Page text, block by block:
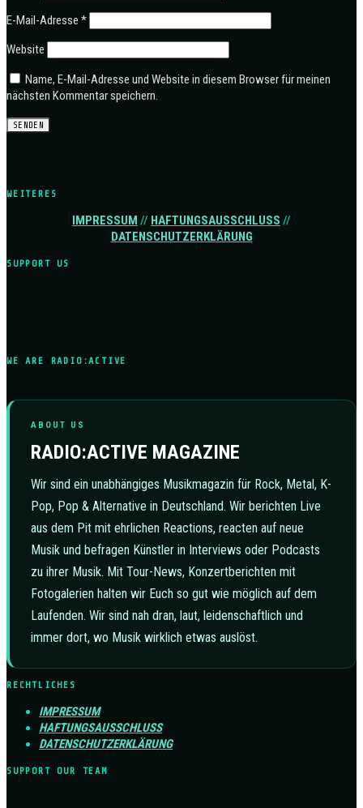
E-Mail-Adresse *
Website
Name, E-Mail-Adresse und Website in diesem Browser für meinen
nächsten Kommentar speichern.
WEITERES
IMPRESSUM // HAFTUNGSAUSSCHLUSS //
DATENSCHUTZERKLÄRUNG
SUPPORT US
WE ARE RADIO:ACTIVE
ABOUT US
RADIO:ACTIVE MAGAZINE
Wir sind ein unabhängiges Musikmagazin für Rock, Metal, K-
Pop, Pop & Alternative in Deutschland. Wir berichten Live
aus dem Pit mit ehrlichen Reactions, reacten auf neue
Musik und befragen Künstler in Interviews oder Podcasts
zu ihrer Musik. Mit Tour-News, Konzertberichten mit
Fotogalerien halten wir Euch so gut wie möglich auf dem
Laufenden. Wir sind nah dran, laut, leidenschaftlich und
immer dort, wo Musik wirklich etwas auslöst.
RECHTLICHES
IMPRESSUM
HAFTUNGSAUSSCHLUSS
DATENSCHUTZERKLÄRUNG
SUPPORT OUR TEAM